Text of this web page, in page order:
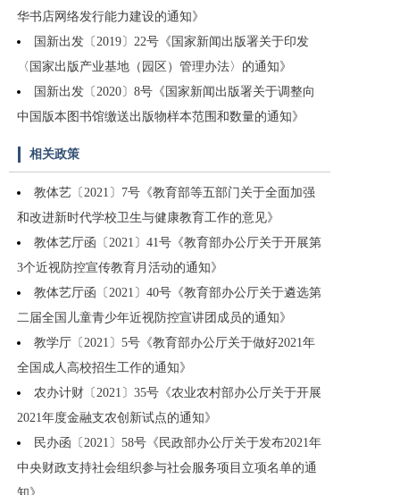
华书店网络发行能力建设的通知》
国新出发〔2019〕22号《国家新闻出版署关于印发
〈国家出版产业基地（园区）管理办法〉的通知》
国新出发〔2020〕8号《国家新闻出版署关于调整向
中国版本图书馆缴送出版物样本范围和数量的通知》
相关政策
教体艺〔2021〕7号《教育部等五部门关于全面加强
和改进新时代学校卫生与健康教育工作的意见》
教体艺厅函〔2021〕41号《教育部办公厅关于开展第
3个近视防控宣传教育月活动的通知》
教体艺厅函〔2021〕40号《教育部办公厅关于遴选第
二届全国儿童青少年近视防控宣讲团成员的通知》
教学厅〔2021〕5号《教育部办公厅关于做好2021年
全国成人高校招生工作的通知》
农办计财〔2021〕35号《农业农村部办公厅关于开展
2021年度金融支农创新试点的通知》
民办函〔2021〕58号《民政部办公厅关于发布2021年
中央财政支持社会组织参与社会服务项目立项名单的通